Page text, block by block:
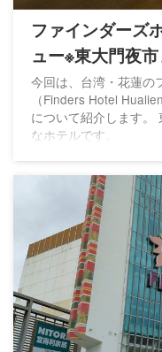
ファインダーズ
ュー※東大門夜
ホテル
今回は、台湾・花蓮の
（Finders Hotel
について紹介します。
なホテルです。